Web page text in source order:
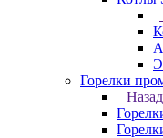
Горелки
Назад